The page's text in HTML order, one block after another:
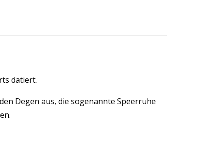
datiert.
Degen aus, die sogenannte Speerruhe